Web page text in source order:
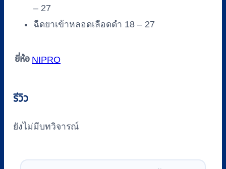
– 27
ฉีดยาเข้าหลอดเลือดดำ 18 – 27
ยี่ห้อ NIPRO
รีวิว
ยังไม่มีบทวิจารณ์